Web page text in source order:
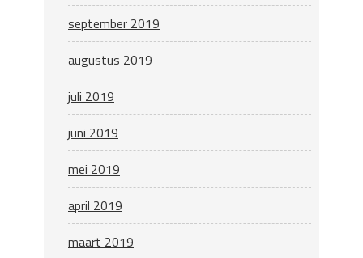
september 2019
augustus 2019
juli 2019
juni 2019
mei 2019
april 2019
maart 2019